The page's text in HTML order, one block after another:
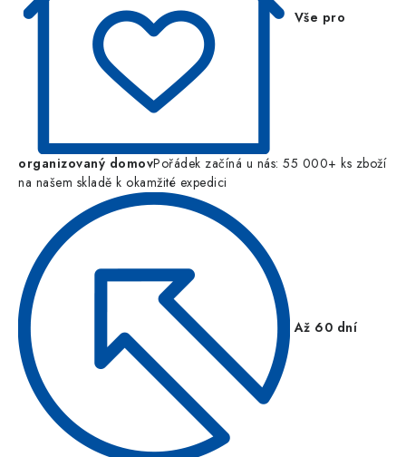
Vše pro
organizovaný domovPořádek začíná u nás: 55 000+ ks zboží
na našem skladě k okamžité expedici
Až 60 dní